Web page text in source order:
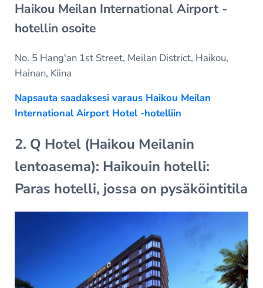
Haikou Meilan International Airport -
hotellin osoite
No. 5 Hang'an 1st Street, Meilan District, Haikou,
Hainan, Kiina
Napsauta saadaksesi varaus Haikou Meilan
International Airport Hotel -hotelliin
2. Q Hotel (Haikou Meilanin
lentoasema): Haikouin hotelli:
Paras hotelli, jossa on pysäköintitila